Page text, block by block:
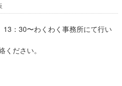
：30〜わくわく事務所にて行い
ださい。